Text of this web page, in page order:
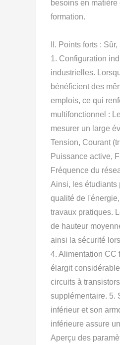
besoins en
formation.
II. Points forts :
1. Configuration
industrielles.
bénéficient des
emplois, ce qui
multifonctionnel :
mesurer un large
Tension, Courant
Puissance active,
Fréquence du
Ainsi, les étudiants
qualité de
travaux pratiques.
de hauteur
ainsi la sécurité
4. Alimentation CC
élargit
circuits à
supplémentaire. 5.
inférieur et son
inférieure assure
Aperçu des